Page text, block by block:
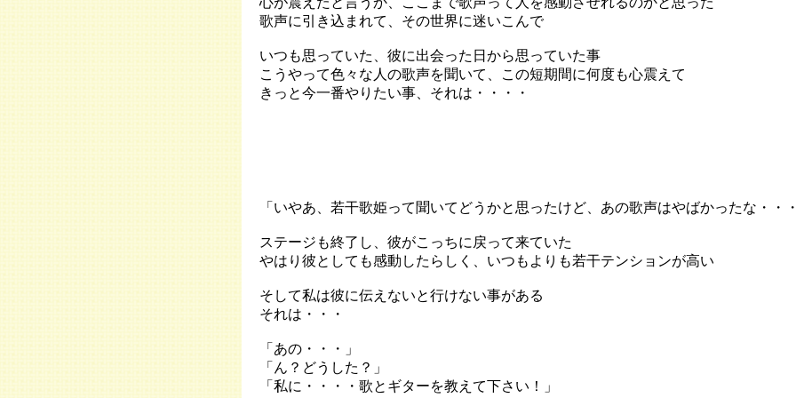
歌声に引き込まれて、その世界に迷いこんで
いつも思っていた、彼に出会った日から思っていた事
こうやって色々な人の歌声を聞いて、この短期間に何度も心震えて
きっと今一番やりたい事、それは・・・・
「いやあ、若干歌姫って聞いてどうかと思ったけど、あの歌声はやばかったな・・
ステージも終了し、彼がこっちに戻って来ていた
やはり彼としても感動したらしく、いつもよりも若干テンションが高い
そして私は彼に伝えないと行けない事がある
それは・・・
「あの・・・」
「ん？どうした？」
「私に・・・・歌とギターを教えて下さい！」